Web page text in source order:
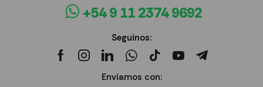
+54 9 11 2374 9692
Seguinos:
Enviamos con: